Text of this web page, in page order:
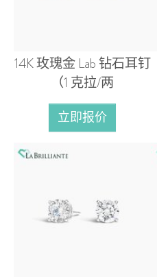
14K 玫瑰金 Lab 钻石耳钉
（1 克拉/两
立即报价